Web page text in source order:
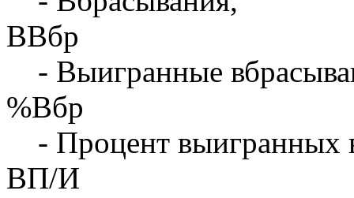
ВВбр
- Выигранные
%Вбр
- Процент выигранных
ВП/И